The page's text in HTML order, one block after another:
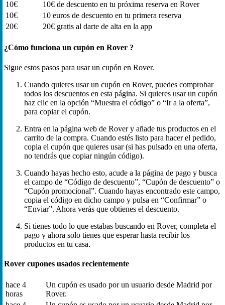
10€
10€ de descuento en tu próxima reserva en Rover
10€
10 euros de descuento en tu primera reserva
20€
20€ gratis al darte de alta en la app
¿Cómo funciona un cupón en Rover ?
Sigue estos pasos para usar un cupón en Rover.
Cuando quieres usar un cupón en Rover, puedes comprobar
todos los descuentos en esta página. Si quieres usar un cupón
haz clic en la opción “Muestra el código” o “Ir a la oferta”,
para copiar el cupón.
Entra en la página web de Rover y añade tus productos en el
carrito de la compra. Cuando estés listo para hacer el pedido,
copia el cupón que quieres usar (si has pulsado en una oferta,
no tendrás que copiar ningún código).
Cuando hayas hecho esto, acude a la página de pago y busca
el campo de “Código de descuento”, “Cupón de descuento” o
“Cupón promocional”. Cuando hayas encontrado este campo,
copia el código en dicho campo y pulsa en “Confirmar” o
“Enviar”. Ahora verás que obtienes el descuento.
Si tienes todo lo que estabas buscando en Rover, completa el
pago y ahora solo tienes que esperar hasta recibir los
productos en tu casa.
Rover cupones usados recientemente
hace 4
horas
Un cupón es usado por un usuario desde Madrid por
Rover.